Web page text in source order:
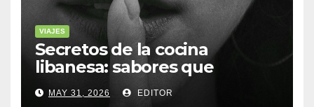
VIAJES
Secretos de la cocina
libanesa: sabores que
cuentan historias
MAY 31, 2026 EDITOR